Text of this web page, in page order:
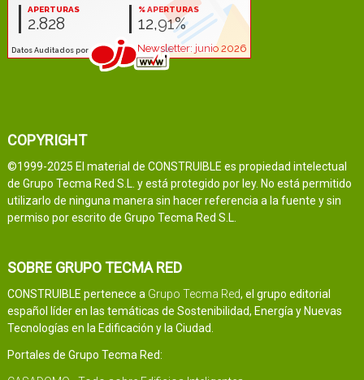
COPYRIGHT
©1999-2025 El material de CONSTRUIBLE es propiedad intelectual
de Grupo Tecma Red S.L. y está protegido por ley. No está permitido
utilizarlo de ninguna manera sin hacer referencia a la fuente y sin
permiso por escrito de Grupo Tecma Red S.L.
SOBRE GRUPO TECMA RED
CONSTRUIBLE pertenece a Grupo Tecma Red, el grupo editorial
español líder en las temáticas de Sostenibilidad, Energía y Nuevas
Tecnologías en la Edificación y la Ciudad.
Portales de Grupo Tecma Red: